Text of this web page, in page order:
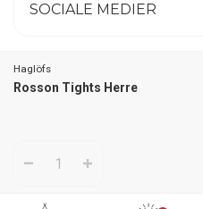
Haglöfs
Rosson Tights Herre
SOCIALE MEDIER
Not your country? Click here.